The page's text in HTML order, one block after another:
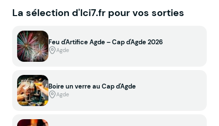
La sélection d'Ici7.fr pour vos sorties
Feu d'Artifice Agde – Cap d'Agde 2026
Agde
Boire un verre au Cap d'Agde
Agde